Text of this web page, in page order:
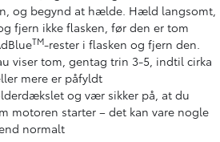
og begynd at hælde. Hæld langsomt,
fjern ikke flasken, før den er tom
TM-rester i flasken og fjern den.
viser tom, gentag trin 3-5, indtil cirka
mere er påfyldt
og vær sikker på, at du
motoren starter – det kan vare nogle
normalt